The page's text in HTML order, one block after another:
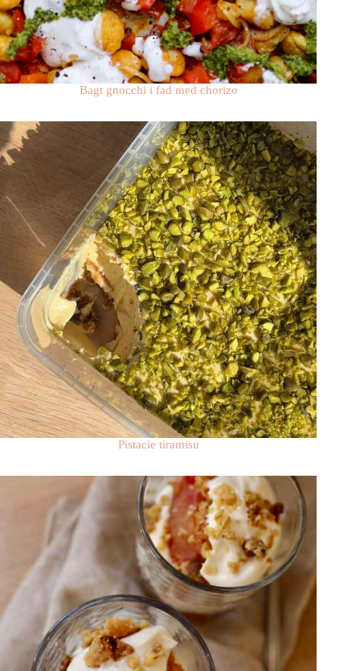
Bagt gnocchi i fad med chorizo
Pistacie tiramisu